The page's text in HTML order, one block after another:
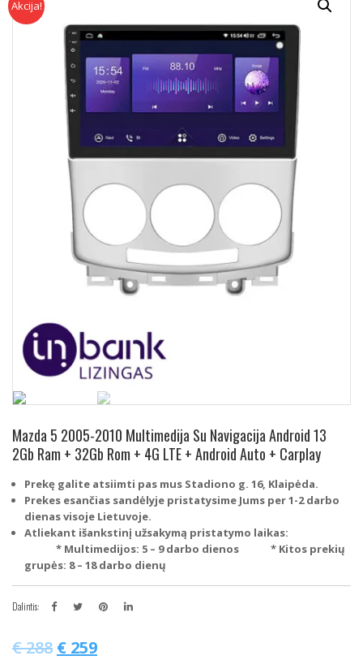
Akcija!
Mazda 5 2005-2010 Multimedija Su Navigacija Android 13
2Gb Ram + 32Gb Rom + 4G LTE + Android Auto + Carplay
Prekę galite atsiimti pas mus Stadiono g. 16, Klaipėda.
Prekes esančias sandėlyje pristatysime Jums per 1-2 darbo
dienas visoje Lietuvoje.
Atliekant išankstinį užsakymą pristatymo laikas:
* Multimedijos: 5 – 9 darbo dienos * Kitos prekių
grupės: 8 – 18 darbo dienų
Dalintis:
€288 € 259